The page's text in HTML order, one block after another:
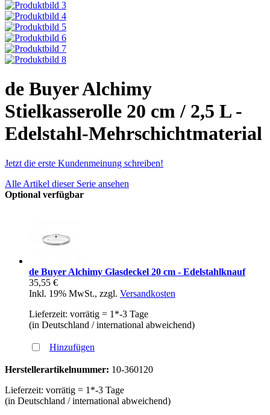
de Buyer Alchimy
Stielkasserolle 20 cm / 2,5 L -
Edelstahl-Mehrschichtmaterial
Jetzt die erste Kundenmeinung schreiben!
Alle Artikel dieser Serie ansehen
Optional verfügbar
de Buyer Alchimy Glasdeckel 20 cm - Edelstahlknauf
35,55 €
Inkl. 19% MwSt., zzgl. Versandkosten
Lieferzeit: vorrätig = 1*-3 Tage
(in Deutschland / international abweichend)
Hinzufügen
Herstellerartikelnummer: 10-360120
Lieferzeit: vorrätig = 1*-3 Tage
(in Deutschland / international abweichend)